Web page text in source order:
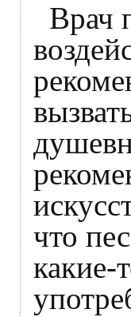
Врач
что
какие-